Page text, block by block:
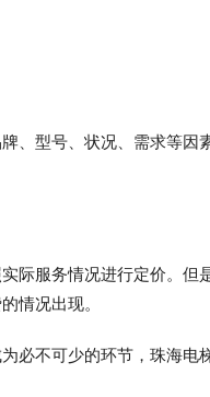
、型号、状况、需求等因
际服务情况进行定价。但
情况出现。
必不可少的环节，珠海电